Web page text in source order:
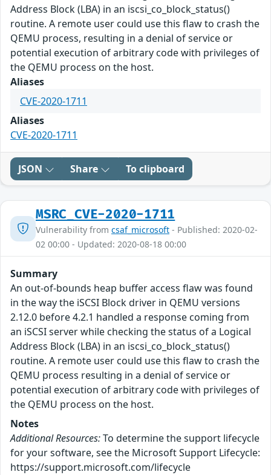
Address Block (LBA) in an iscsi_co_block_status()
routine. A remote user could use this flaw to crash the
QEMU process, resulting in a denial of service or
potential execution of arbitrary code with privileges of
the QEMU process on the host.
Aliases
CVE-2020-1711
Aliases
CVE-2020-1711
JSON Share To clipboard
MSRC_CVE-2020-1711
Vulnerability from csaf_microsoft - Published: 2020-02-
02 00:00 - Updated: 2020-08-18 00:00
Summary
An out-of-bounds heap buffer access flaw was found
in the way the iSCSI Block driver in QEMU versions
2.12.0 before 4.2.1 handled a response coming from
an iSCSI server while checking the status of a Logical
Address Block (LBA) in an iscsi_co_block_status()
routine. A remote user could use this flaw to crash the
QEMU process resulting in a denial of service or
potential execution of arbitrary code with privileges of
the QEMU process on the host.
Notes
Additional Resources:To determine the support lifecycle
for your software, see the Microsoft Support Lifecycle:
https://support.microsoft.com/lifecycle